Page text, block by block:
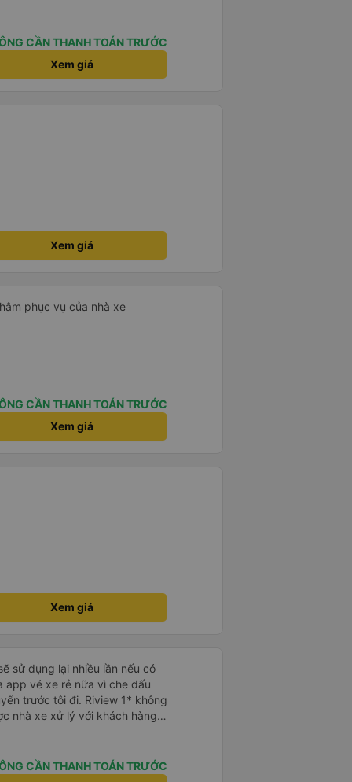
CẦN THANH TOÁN TRƯỚC
Xem giá
Xem giá
phục vụ của nhà xe
CẦN THANH TOÁN TRƯỚC
Xem giá
Xem giá
sử dụng lại nhiều lần nếu có
app vé xe rẻ nữa vì che dấu
trước tôi đi. Riview 1* không
nhà xe xử lý với khách hàng”
nghiệm của tôi lại nói là đã
tôi sẽ xóa app vé xe rẻ Vĩnh
tôi cũng sẽ viết bài trên các
CẦN THANH TOÁN TRƯỚC